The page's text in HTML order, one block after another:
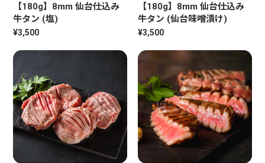
【180g】8mm 仙台仕込み
牛タン (塩)
¥3,500
【180g】8mm 仙台仕込み
牛タン (仙台味噌漬け)
¥3,500